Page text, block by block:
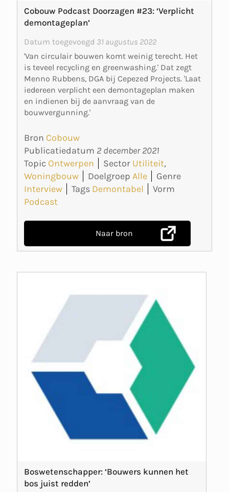
Cobouw Podcast Doorzagen #23: ‘Verplicht
demontageplan’
Datum toegevoegd 31 augustus 2022
'Van circulair bouwen komt weinig terecht. Het
is teveel recycling en greenwashing.' Dat zegt
Menno Rubbens, DGA bij Cepezed Projects. 'Laat
iedereen verplicht een demontageplan maken
en indienen bij de aanvraag van de
bouwvergunning.'
Bron Cobouw
Publicatiedatum 2 december 2021
Topic Ontwerpen Sector Utiliteit,
Woningbouw
Doelgroep Alle
Genre
Interview
Tags Demontabel
Vorm
Podcast
Naar bron
Boswetenschapper: ‘Bouwers kunnen het
bos juist redden’